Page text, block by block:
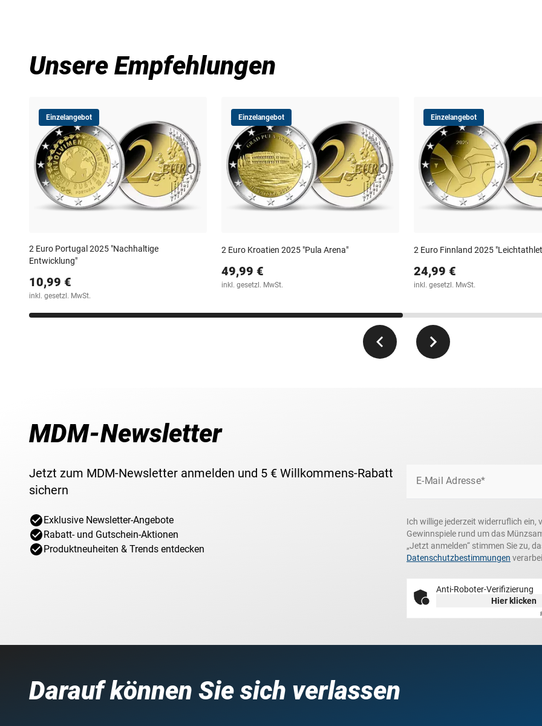
Unsere Empfehlungen
Einzelangebot
2 Euro Portugal 2025 "Nachhaltige
Entwicklung"
10,99 €
inkl. gesetzl. MwSt.
Einzelangebot
2 Euro Kroatien 2025 "Pula Arena"
49,99 €
inkl. gesetzl. MwSt.
Einzelangebot
2 Euro Finnland 2025
24,99 €
inkl. gesetzl. MwSt.
MDM-Newsletter
Jetzt zum MDM-Newsletter anmelden und 5 € Willkommens-Rabatt
sichern
Exklusive Newsletter-Angebote
Rabatt- und Gutschein-Aktionen
Produktneuheiten & Trends entdecken
E-Mail Adresse*
Ich willige jederzeit widerruflich ein,
Gewinnspiele rund um das
„Jetzt anmelden“ stimmen Sie zu,
Datenschutzbestimmungen
Anti-Roboter-Verifizierung
Hier klicken
Darauf können Sie sich verlassen